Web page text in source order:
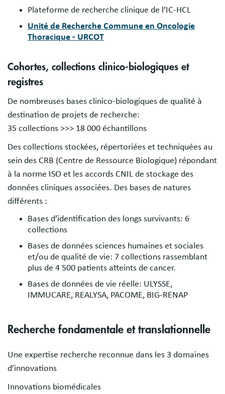
Plateforme de recherche clinique de l’IC-HCL
Unité de Recherche Commune en Oncologie
Thoracique - URCOT
Cohortes, collections clinico-biologiques et
registres
De nombreuses bases clinico-biologiques de qualité à
destination de projets de recherche:
35 collections >>> 18 000 échantillons
Des collections stockées, répertoriées et techniquées au
sein des CRB (Centre de Ressource Biologique) répondant
à la norme ISO et les accords CNIL de stockage des
données cliniques associées. Des bases de natures
différents :
Bases d’identification des longs survivants: 6
collections
Bases de données sciences humaines et sociales
et/ou de qualité de vie: 7 collections rassemblant
plus de 4 500 patients atteints de cancer.
Bases de données de vie réelle: ULYSSE,
IMMUCARE, REALYSA, PACOME, BIG-RENAP
Recherche fondamentale et translationnelle
Une expertise recherche reconnue dans les 3 domaines
d’innovations
Innovations biomédicales